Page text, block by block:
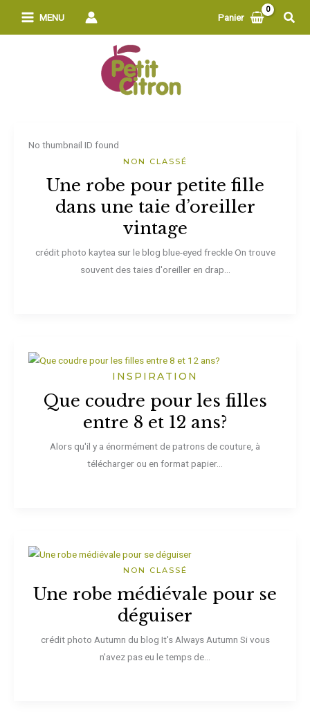
MENU Panier
No thumbnail ID found
NON CLASSÉ
Une robe pour petite fille
dans une taie d’oreiller
vintage
crédit photo kaytea sur le blog blue-eyed freckle On trouve
souvent des taies d'oreiller en drap...
INSPIRATION
Que coudre pour les filles
entre 8 et 12 ans?
Alors qu'il y a énormément de patrons de couture, à
télécharger ou en format papier...
NON CLASSÉ
Une robe médiévale pour se
déguiser
crédit photo Autumn du blog It's Always Autumn Si vous
n'avez pas eu le temps de...